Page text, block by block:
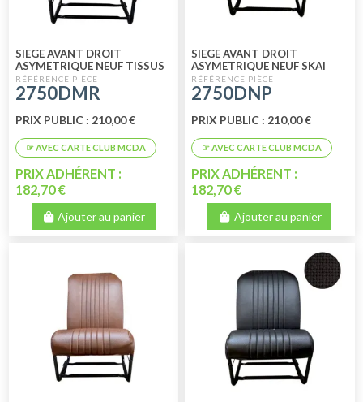
SIEGE AVANT DROIT
ASYMETRIQUE NEUF TISSUS
MARRON RAYE
2750DMR
PRIX PUBLIC : 210,00 €
PRIX ADHÉRENT :
182,70 €
Ajouter au panier
SIEGE AVANT DROIT
ASYMETRIQUE NEUF SKAI
NOIR PERFORE
2750DNP
PRIX PUBLIC : 210,00 €
PRIX ADHÉRENT :
182,70 €
Ajouter au panier